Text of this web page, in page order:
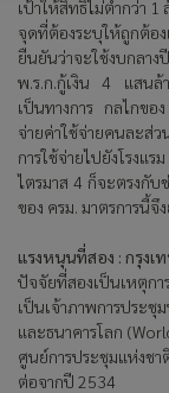
เป้าให้สิทธิ์ไม่ต่ำกว่า 1
จุดที่ต้องระบุให้ถูกต้
ยืนยันว่าจะใช้งบกลา
พ.ร.ก.กู้เงิน4 แสนล้
เป็นทางการ กลไกของ
จ่ายค่าใช้จ่ายคนละส่
การใช้จ่ายไปยังโรง
ไตรมาส 4 ก็จะตรงกับ
ของ ครม. มาตรการนี้จึ
แรงหนุนที่สอง : กรุงเ
ปัจจัยที่สองเป็นเหตุก
เป็นเจ้าภาพการประ
และธนาคารโลก (
ศูนย์การประชุมแห่งช
ต่อจากปี 2534